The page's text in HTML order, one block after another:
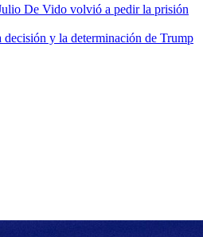
De Vido volvió a pedir la prisión
y la determinación de Trump